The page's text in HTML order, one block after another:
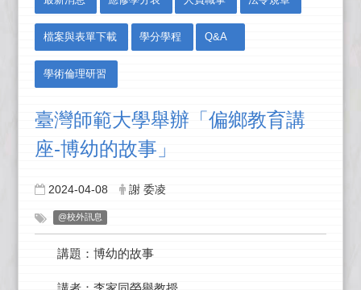
檔案與表單下載 學分學程 Q&A
學術倫理研習
臺灣師範大學舉辦「偏鄉教育講
座-博幼的故事」
2024-04-08 謝 委凌
@校外訊息
講題：博幼的故事